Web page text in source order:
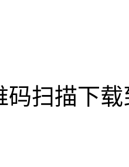
码扫描下